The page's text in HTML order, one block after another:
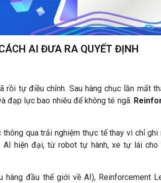
AI ĐƯA RA QUYẾT ĐỊNH
tự điều chỉnh. Sau hàng chục lần mất
đạp lực bao nhiêu để không té ngã.
qua trải nghiệm thực tế thay vì chỉ
AI hiện đại, từ robot tự hành, xe tự lái
đầu thế giới về AI), Reinforcement